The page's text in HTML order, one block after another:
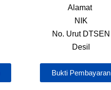
Alamat
NIK
No. Urut DTSEN
Desil
Bukti Pembayaran